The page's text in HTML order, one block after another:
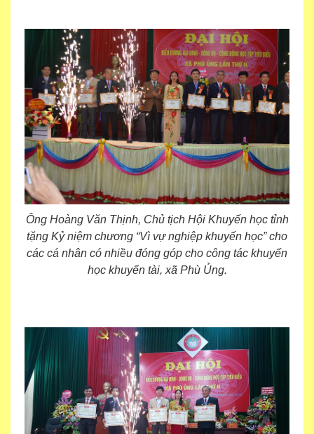
Ông Hoàng Văn Thịnh, Chủ tịch Hội Khuyến học tỉnh
tặng Kỷ niệm chương “Vì vự nghiệp khuyến học” cho
các cá nhân có nhiều đóng góp cho công tác khuyến
học khuyến tài, xã Phù Ủng.